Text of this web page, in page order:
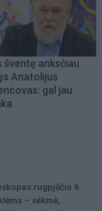
šventę anksčiau
Anatolijus
gal jau
rugpjūčio 6
– sėkmė,